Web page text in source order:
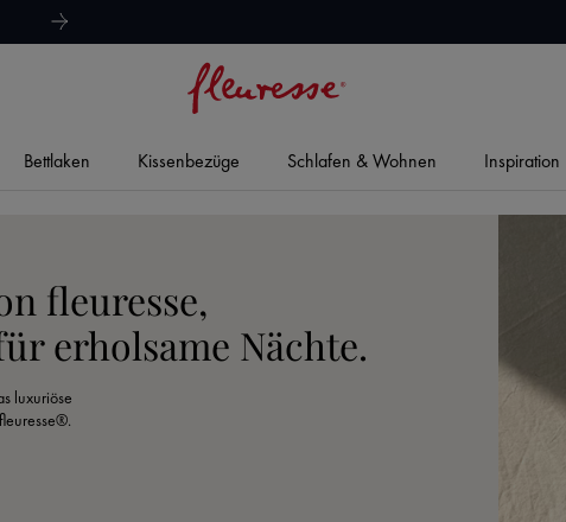
Bettlaken Kissenbezüge Schlafen & Wohnen Inspiration
fleuresse,
erholsame Nächte.
luxuriöse